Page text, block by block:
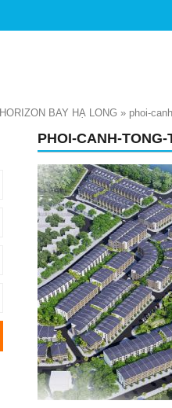
HORIZON BAY HẠ LONG » phoi-
PHOI-CANH-